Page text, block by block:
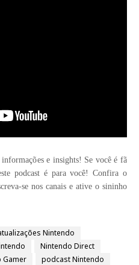
e insights! Se você é fã
podcast é para você! Confira o
se nos canais e ative o sininho
Nintendo
Nintendo Direct
Gamer podcast Nintendo